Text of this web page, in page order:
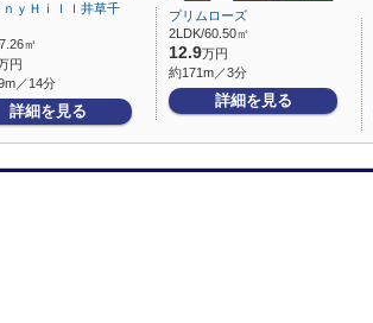
ｎｙＨｉｌｌ井草千
㎡
円
／14分
詳細を見る
プリムローズ
2LDK/60.50㎡
12.9万円
約171m／3分
詳細を見る